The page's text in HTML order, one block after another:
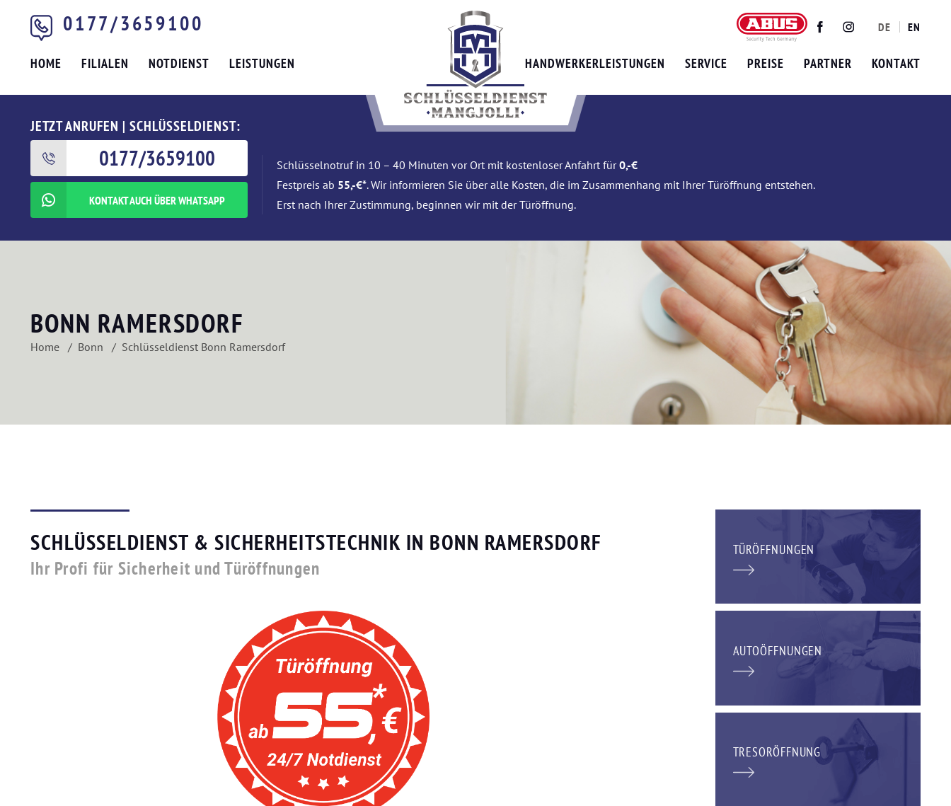
0177/3659100 TwitterFacebookInstagram
DE EN
HOME FILIALEN NOTDIENST LEISTUNGEN HANDWERKERLEISTUNGEN SERVICE PREISE PARTNER KONTAKT
JETZT ANRUFEN | SCHLÜSSELDIENST:
0177/3659100
KONTAKT AUCH ÜBER WHATSAPP
Schlüsselnotruf in 10 – 40 Minuten vor Ort mit kostenloser Anfahrt für0,-€
Festpreis ab 55,-€*. Wir informieren Sie über alle Kosten, die im Zusammenhang mit Ihrer Türöffnung entstehen.
Erst nach Ihrer Zustimmung, beginnen wir mit der Türöffnung.
BONN RAMERSDORF
Home Bonn Schlüsseldienst Bonn Ramersdorf
SCHLÜSSELDIENST & SICHERHEITSTECHNIK IN BONN RAMERSDORF
Ihr Profi für Sicherheit und Türöffnungen
TÜRÖFFNUNGEN
AUTOÖFFNUNGEN
TRESORÖFFNUNG